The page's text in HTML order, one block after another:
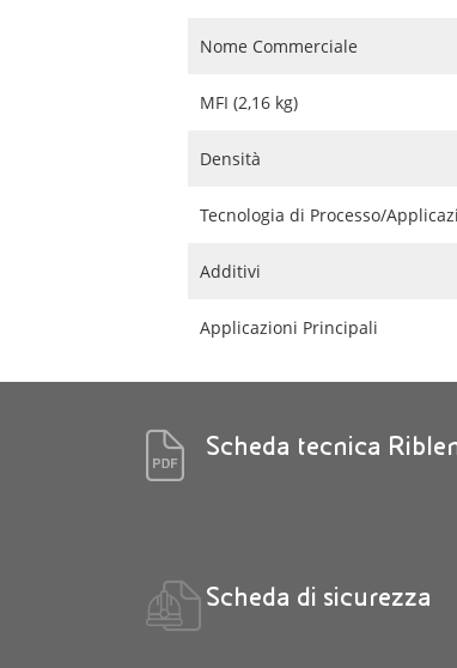
Nome Commerciale
MFI (2,16 kg)
Densità
Tecnologia di Processo/
Additivi
Applicazioni Principali
Scheda tecnica
Scheda di sicurezza